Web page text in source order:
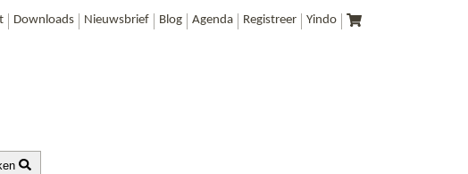
Downloads Nieuwsbrief Blog Agenda Registreer Yindo